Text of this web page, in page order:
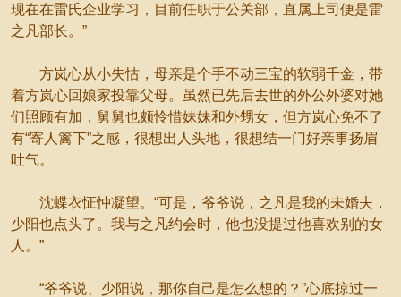
现在在雷氏企业学习，目前任职于公关部，直属上司便是雷
之凡部长。”
方岚心从小失怙，母亲是个手不动三宝的软弱千金，带
着方岚心回娘家投靠父母。虽然已先后去世的外公外婆对她
们照顾有加，舅舅也颇怜惜妹妹和外甥女，但方岚心免不了
有“寄人篱下”之感，很想出人头地，很想结一门好亲事扬眉
吐气。
沈蝶衣怔忡凝望。“可是，爷爷说，之凡是我的未婚夫，
少阳也点头了。我与之凡约会时，他也没提过他喜欢别的女
人。”
“爷爷说、少阳说，那你自己是怎么想的？”心底掠过一